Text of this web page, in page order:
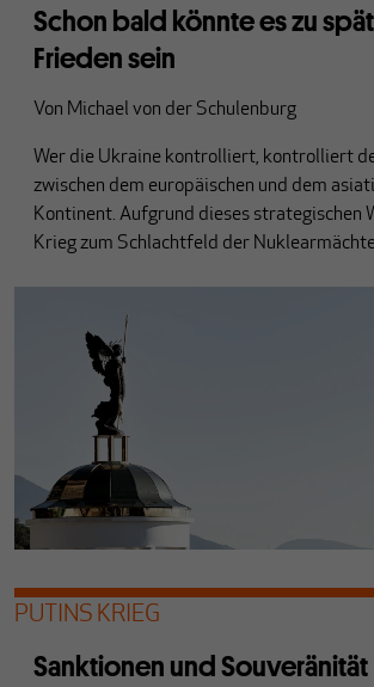
Schon bald könnte es zu
Frieden sein
Von Michael von der Schulenburg
Wer die Ukraine kontrolliert, kontrolliert
zwischen dem europäischen und dem
Kontinent. Aufgrund dieses strategischen
Krieg zum Schlachtfeld der
PUTINS KRIEG
Sanktionen und Souveränität